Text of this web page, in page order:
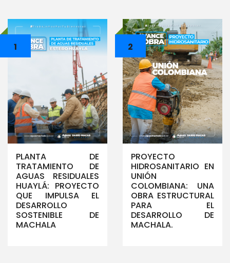
1
PLANTA DE
TRATAMIENTO DE
AGUAS RESIDUALES
HUAYLÁ: PROYECTO
QUE IMPULSA EL
DESARROLLO
SOSTENIBLE DE
MACHALA
2
PROYECTO
HIDROSANITARIO EN
UNIÓN
COLOMBIANA: UNA
OBRA ESTRUCTURAL
PARA EL
DESARROLLO DE
MACHALA.